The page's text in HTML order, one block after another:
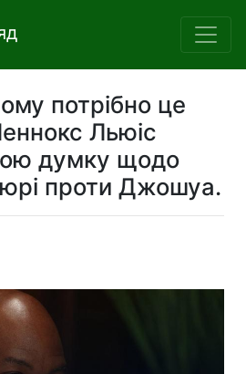
потрібно це
Льюіс
думку щодо
проти Джошуа.